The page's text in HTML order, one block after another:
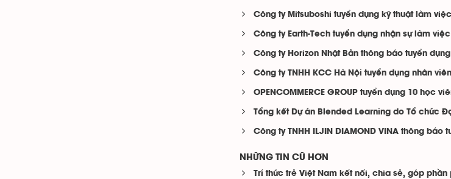
Công ty Mitsuboshi tuyển dụng kỹ thuật làm
Công ty Earth-Tech tuyển dụng nhận sự làm
Công ty Horizon Nhật Bản thông báo tuyển
Công ty TNHH KCC Hà Nội tuyển dụng nhân viên
OPENCOMMERCE GROUP tuyển dụng 10 học
Tổng kết Dự án Blended Learning do Tổ chức
Công ty TNHH ILJIN DIAMOND VINA thông
NHỮNG TIN CŨ HƠN
Trí thức trẻ Việt Nam kết nối, chia sẻ, góp phần